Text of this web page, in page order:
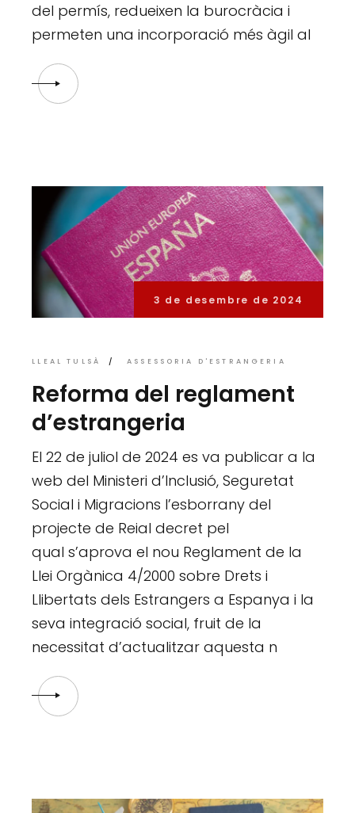
del permís, redueixen la burocràcia i
permeten una incorporació més àgil al
3 de desembre de 2024
LLEAL TULSÀ ASSESSORIA D'ESTRANGERIA
Reforma del reglament
d’estrangeria
El 22 de juliol de 2024 es va publicar a la
web del Ministeri d’Inclusió, Seguretat
Social i Migracions l’esborrany del
projecte de Reial decret pel
qual s’aprova el nou Reglament de la
Llei Orgànica 4/2000 sobre Drets i
Llibertats dels Estrangers a Espanya i la
seva integració social, fruit de la
necessitat d’actualitzar aquesta n